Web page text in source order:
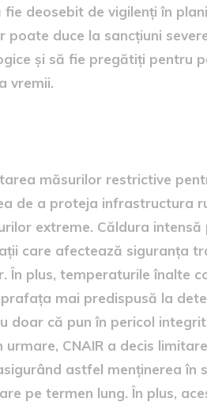
fie deosebit de vigilenți în
poate duce la sancțiuni
și să fie pregătiți pentru
vremii.
măsurilor restrictive
de a proteja infrastructura
extreme. Căldura
care afectează siguranța
În plus, temperaturile înalte
mai predispusă la
doar că pun în pericol
urmare, CNAIR a decis
astfel menținerea în
pe termen lung. În plus,